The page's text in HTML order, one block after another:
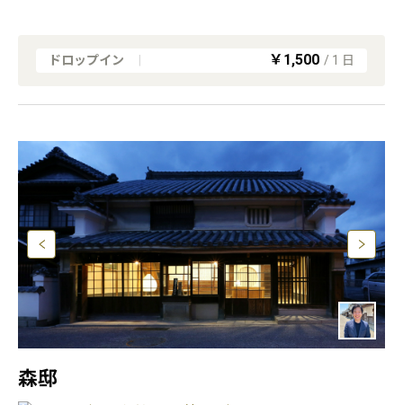
ドロップイン ￥1,500 / 1 日
森邸